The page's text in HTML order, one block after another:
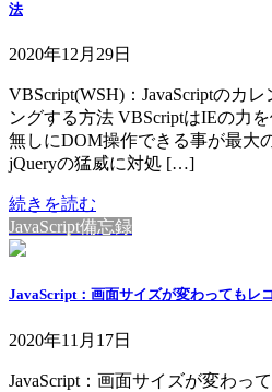
法
2020年12月29日
VBScript(WSH)：JavaScriptのカ
ングする方法 VBScriptはIEの力
無しにDOM操作できる事が最大
jQueryの猛威に対処 […]
続きを読む
JavaScript備忘録
JavaScript：画面サイズが変わってもレ
2020年11月17日
JavaScript：画面サイズが変わっ